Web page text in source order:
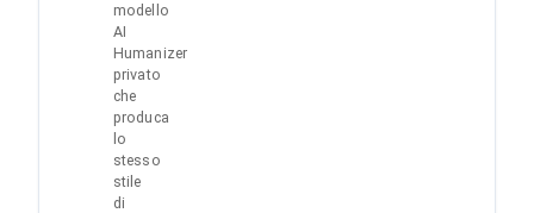
modello
AI
Humanizer
privato
che
produca
lo
stesso
stile
di